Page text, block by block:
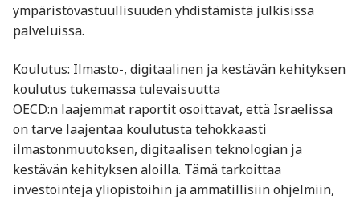
ympäristövastuullisuuden yhdistämistä julkisissa
palveluissa.
Koulutus: Ilmasto-, digitaalinen ja kestävän kehityksen
koulutus tukemassa tulevaisuutta
OECD:n laajemmat raportit osoittavat, että Israelissa
on tarve laajentaa koulutusta tehokkaasti
ilmastonmuutoksen, digitaalisen teknologian ja
kestävän kehityksen aloilla. Tämä tarkoittaa
investointeja yliopistoihin ja ammatillisiin ohjelmiin,